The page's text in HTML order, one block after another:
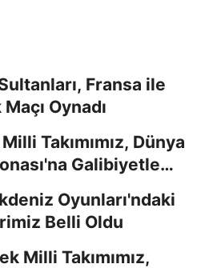
Fransa ile
Maçı Oynadı
Milli Takımımız, Dünya
Galibiyetle
Oyunları'ndaki
Belli Oldu
Milli Takımımız,